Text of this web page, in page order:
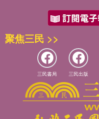
聚焦三民 >>
三民書局 三民出版